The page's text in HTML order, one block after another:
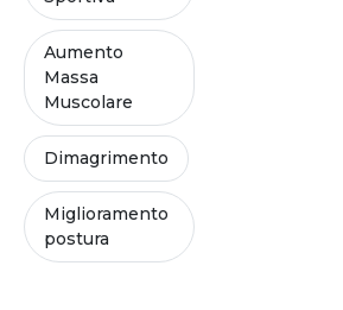
Aumento
Massa
Muscolare
Dimagrimento
Miglioramento
postura